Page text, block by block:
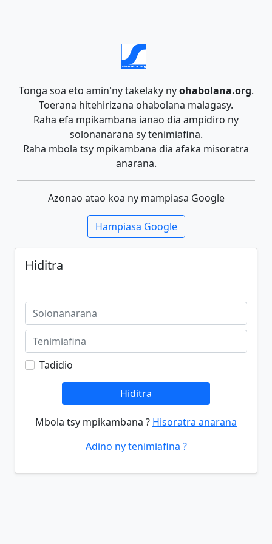
Tonga soa eto amin'ny takelaky nyohabolana.org.
Toerana hitehirizana ohabolana malagasy.
Raha efa mpikambana ianao dia ampidiro ny
solonanarana sy tenimiafina.
Raha mbola tsy mpikambana dia afaka misoratra
anarana.
Azonao atao koa ny mampiasa Google
Hampiasa Google
Hiditra
Tadidio
Hiditra
Mbola tsy mpikambana ? Hisoratra anarana
Adino ny tenimiafina ?